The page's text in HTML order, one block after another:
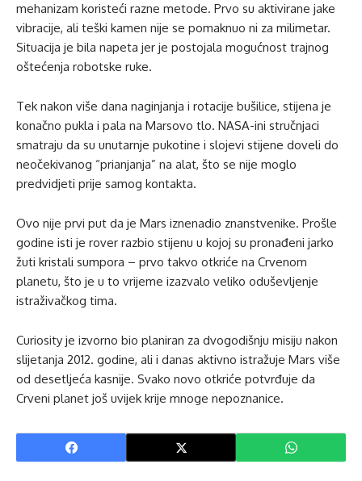
mehanizam koristeći razne metode. Prvo su aktivirane jake
vibracije, ali teški kamen nije se pomaknuo ni za milimetar.
Situacija je bila napeta jer je postojala mogućnost trajnog
oštećenja robotske ruke.
Tek nakon više dana naginjanja i rotacije bušilice, stijena je
konačno pukla i pala na Marsovo tlo. NASA-ini stručnjaci
smatraju da su unutarnje pukotine i slojevi stijene doveli do
neočekivanog “prianjanja” na alat, što se nije moglo
predvidjeti prije samog kontakta.
Ovo nije prvi put da je Mars iznenadio znanstvenike. Prošle
godine isti je rover razbio stijenu u kojoj su pronađeni jarko
žuti kristali sumpora – prvo takvo otkriće na Crvenom
planetu, što je u to vrijeme izazvalo veliko oduševljenje
istraživačkog tima.
Curiosity je izvorno bio planiran za dvogodišnju misiju nakon
slijetanja 2012. godine, ali i danas aktivno istražuje Mars više
od desetljeća kasnije. Svako novo otkriće potvrđuje da
Crveni planet još uvijek krije mnoge nepoznanice.